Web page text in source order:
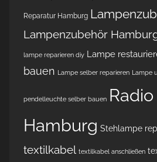
Reparatur Hamburg
Lampenzubehör
lampe reparieren diy Lampe
bauen Lampe selber reparieren Lampe
pendelleuchte selber bauen
Hamburg Stehlampe
textilkabel textilkabel anschließen